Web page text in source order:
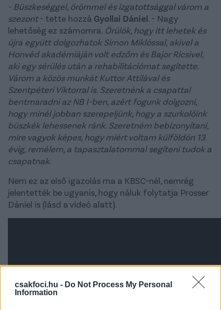
csakfoci.hu - Do Not Process My Personal
Information
- Büszkeséggel, örömmel és izgatottsággal várom a
szezont- tette hozzá Gyollai Dániel. - Nagy
lehetőség ez számomra. Örülök, hogy itt lehetek és
újra együtt dolgozhatok Simon Miklóssal, akivel a
Honvéd akadémiáján volt edzőm és Bajor Ricsivel,
aki egy sérülés után a rehabilitációmat segítette.
Várom a közös munkát Kuttor Attilával és
Szentpéteri Viktorral is. Szeretnénk a csapattal
bentmaradni az NB I-ben, azért fogunk dolgozni,
hogy minél jobban szerepeljünk, hogy a szurkolóink
büszkék lehessenek ránk. Szeretném bebizonyítani,
mire vagyok képes, hogy miért voltam külföldön 13
évig, remélem, a tapasztalatommal segíteni tudok a
csapatnak.
Nem ez az első igazolás ma a KBSC-nél, nemrég
jelentették be ugyanis, hogy náluk folytatja Prosser
Dániel is (lásd a videó alatt).